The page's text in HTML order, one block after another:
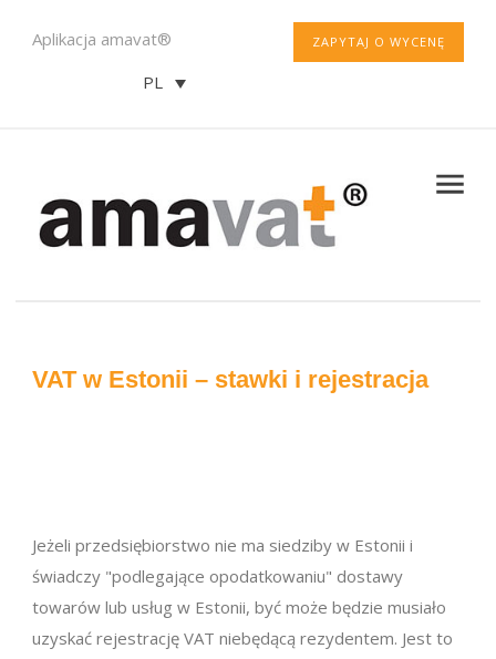
ZAPYTAJ O WYCENĘ
Aplikacja amavat®
PL
VAT w Estonii – stawki i rejestracja
Jeżeli przedsiębiorstwo nie ma siedziby w Estonii i
świadczy "podlegające opodatkowaniu" dostawy
towarów lub usług w Estonii, być może będzie musiało
uzyskać rejestrację VAT niebędącą rezydentem. Jest to